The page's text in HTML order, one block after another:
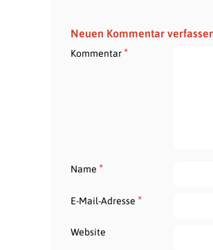
Neuen Kommentar
Kommentar*
Name *
E-Mail-Adresse *
Website